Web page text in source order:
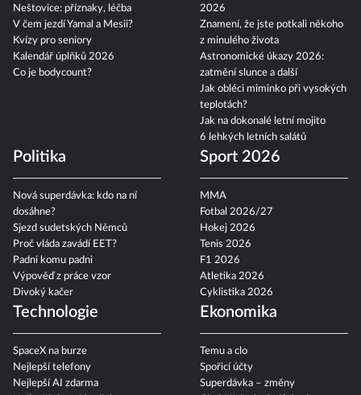
Neštovice: příznaky, léčba
V čem jezdí Yamal a Mesii?
Kvízy pro seniory
Kalendář úplňků 2026
Co je bodycount?
2026
Znamení, že jste potkali někoho
z minulého života
Astronomické úkazy 2026:
zatmění slunce a další
Jak obléci miminko při vysokých
teplotách?
Jak na dokonalé letní mojito
6 lehkých letních salátů
Politika
Nová superdávka: kdo na ní
dosáhne?
Sjezd sudetských Němců
Proč vláda zavádí EET?
Padni komu padni
Výpověď z práce vzor
Divoký kačer
Sport 2026
MMA
Fotbal 2026/27
Hokej 2026
Tenis 2026
F1 2026
Atletika 2026
Cyklistika 2026
Technologie
SpaceX na burze
Nejlepší telefony
Nejlepší AI zdarma
Ekonomika
Temu a clo
Spořicí účty
Superdávka – změny